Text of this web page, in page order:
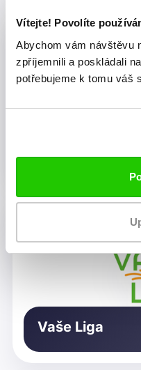
Vítejte! Povolíte
Abychom vám návštěvu
zpříjemnili a poskládali
potřebujeme k tomu váš
Vaše Liga